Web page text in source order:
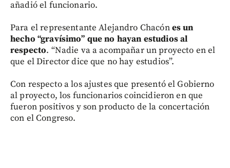
añadió el funcionario.
Para el representante Alejandro Chacónes un
hecho “gravísimo” que no hayan estudios al
respecto. “Nadie va a acompañar un proyecto en el
que el Director dice que no hay estudios”.
Con respecto a los ajustes que presentó el Gobierno
al proyecto, los funcionarios coincidieron en que
fueron positivos y son producto de la concertación
con el Congreso.